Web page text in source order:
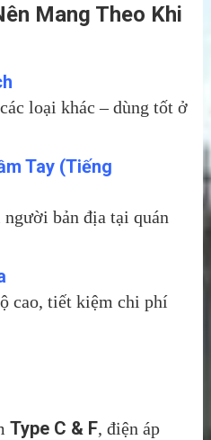
Mang Theo Khi
loại khác – dùng tốt ở
Tay (Tiếng
bản địa tại quán
cao, tiết kiệm chi phí
Type C & F, điện áp